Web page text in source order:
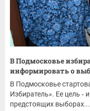
В Подмосковье
информировать о
В Подмосковье
Избиратель». Ее цель ‐
предстоящих